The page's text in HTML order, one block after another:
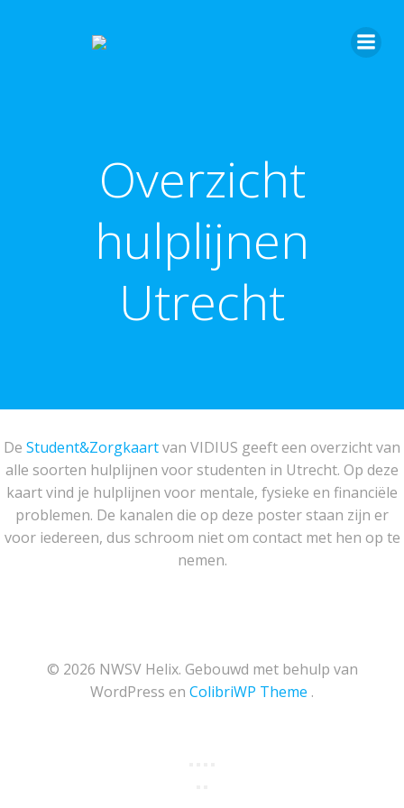
Overzicht
hulplijnen
Utrecht
De Student&Zorgkaartvan VIDIUS geeft een overzicht van
alle soorten hulplijnen voor studenten in Utrecht. Op deze
kaart vind je hulplijnen voor mentale, fysieke en financiële
problemen. De kanalen die op deze poster staan zijn er
voor iedereen, dus schroom niet om contact met hen op te
nemen.
© 2026 NWSV Helix. Gebouwd met behulp van
WordPress en ColibriWP Theme .